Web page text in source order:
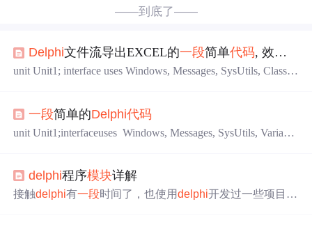
——到底了——
Delphi文件流导出EXCEL的一段简单代码, 效率非常高啊，抛弃oleObject
unit Unit1; interface uses Windows, Messages, SysUtils, Classe
一段简单的Delphi代码
unit Unit1;interfaceuses Windows, Messages, SysUtils, Variant
uttondelphi程序模块详解
接触delphi有一段时间了，也使用delphi开发过一些项目